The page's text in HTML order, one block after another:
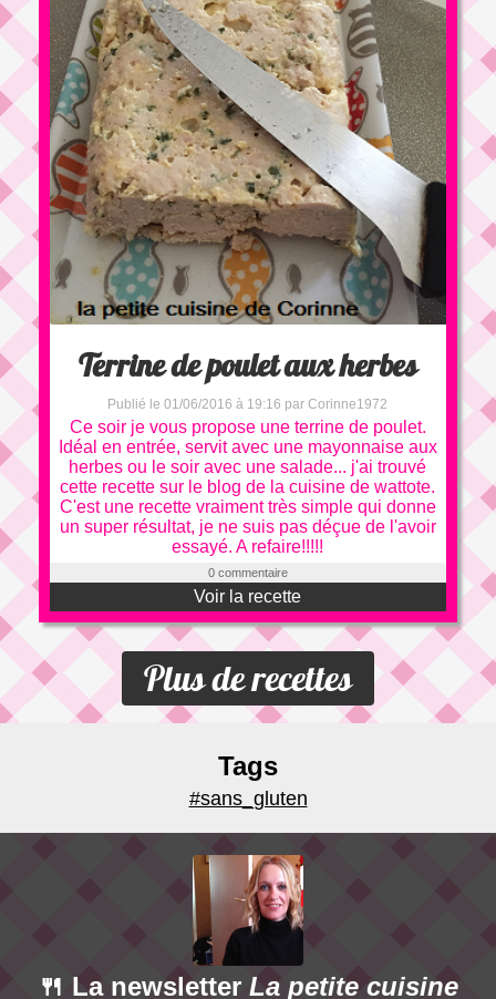
Terrine de poulet aux herbes
Publié le 01/06/2016 à 19:16 par Corinne1972
Ce soir je vous propose une terrine de poulet.
Idéal en entrée, servit avec une mayonnaise aux
herbes ou le soir avec une salade... j'ai trouvé
cette recette sur le blog de la cuisine de wattote.
C'est une recette vraiment très simple qui donne
un super résultat, je ne suis pas déçue de l'avoir
essayé. A refaire!!!!!
0 commentaire
Voir la recette
Plus de recettes
Tags
#sans_gluten
🍴 La newsletter La petite cuisine